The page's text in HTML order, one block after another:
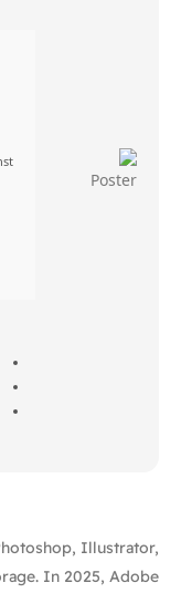
Illustrator,
In 2025, Adobe